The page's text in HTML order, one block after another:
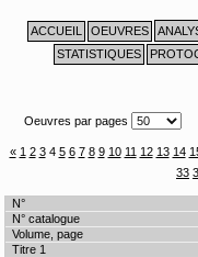
contenuACCUEIL OEUVRES
STATISTIQUES
Oeuvres par pages
« 1 2 3 4 5 6 7 8 9 10 11 12 13 14
33